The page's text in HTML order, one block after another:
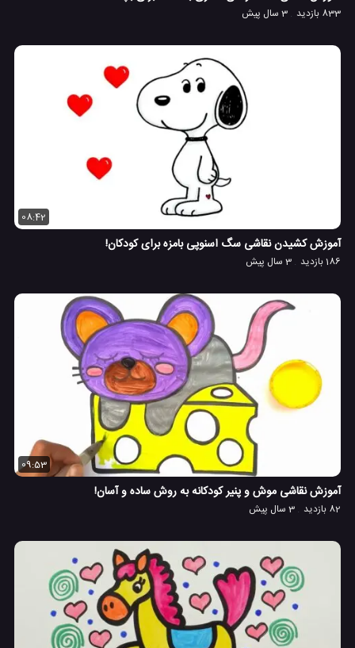
833 بازدید 3 سال پیش
08:42
آموزش کشیدن نقاشی سگ اسنوپی بامزه برای کودکان!
186 بازدید 3 سال پیش
09:53
آموزش نقاشی موش و پنیر کودکانه به روش ساده و آسان!
82 بازدید 3 سال پیش